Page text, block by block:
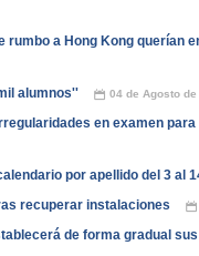
rumbo a Hong Kong querían
alumnos'' 📅 04 de Agosto de
en examen para
por apellido del 3 al
recuperar instalaciones 📅
de forma gradual